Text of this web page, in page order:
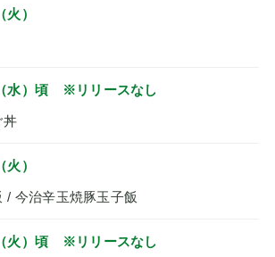
）
水）頃 ※リリースなし
丼
）
/ 今治辛玉焼豚玉子飯
火）頃 ※リリースなし